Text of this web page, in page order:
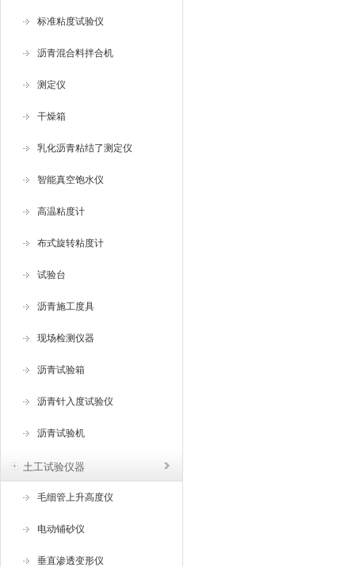
标准粘度试验仪
沥青混合料拌合机
测定仪
干燥箱
乳化沥青粘结了测定仪
智能真空饱水仪
高温粘度计
布式旋转粘度计
试验台
沥青施工度具
现场检测仪器
沥青试验箱
沥青针入度试验仪
沥青试验机
土工试验仪器
毛细管上升高度仪
电动铺砂仪
垂直渗透变形仪